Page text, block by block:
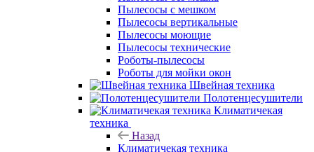
Пылесосы с мешком
Пылесосы вертикальные
Пылесосы моющие
Пылесосы технические
Роботы-пылесосы
Роботы для мойки окон
Швейная техника
Полотенцесушители
Климатичекая
техника
Назад
Климатичекая техника